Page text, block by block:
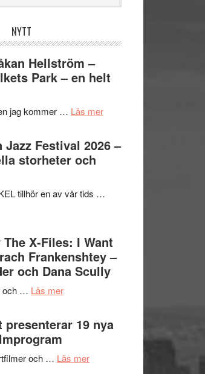
NYTT
Hellström –
Park – en helt
jag kommer … Läs merom
Håkan
Hellström
Folkets
en
helt
lysande
Jazz Festival 2026 –
storheter och
tillhör en av vår tids …
X-Files: I Want
Frankenshtey –
och Dana Scully
och … Läs merom
trailern
för
X-
presenterar 19 nya
och … Läs merom